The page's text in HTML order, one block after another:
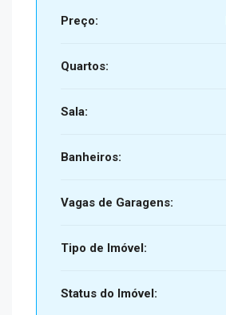
Preço:
Quartos:
Sala:
Banheiros:
Vagas de Garagens:
Tipo de Imóvel:
Status do Imóvel: